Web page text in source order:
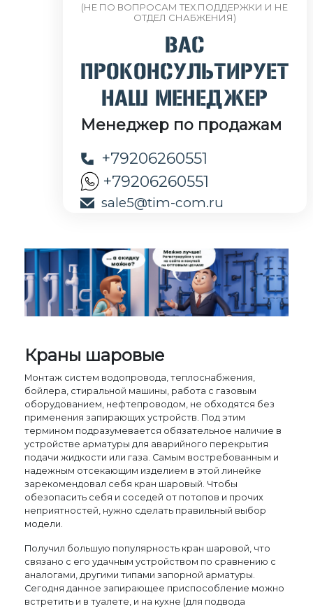
(НЕ ПО ВОПРОСАМ ТЕХ.ПОДДЕРЖКИ И НЕ
ОТДЕЛ СНАБЖЕНИЯ)
ВАС
ПРОКОНСУЛЬТИРУЕТ
НАШ МЕНЕДЖЕР
Менеджер по продажам
+79206260551
+79206260551
sale5@tim-com.ru
Краны шаровые
Монтаж систем водопровода, теплоснабжения,
бойлера, стиральной машины, работа с газовым
оборудованием, нефтепроводом, не обходятся без
применения запирающих устройств. Под этим
термином подразумевается обязательное наличие в
устройстве арматуры для аварийного перекрытия
подачи жидкости или газа. Самым востребованным и
надежным отсекающим изделием в этой линейке
зарекомендовал себя кран шаровый. Чтобы
обезопасить себя и соседей от потопов и прочих
неприятностей, нужно сделать правильный выбор
модели.
Получил большую популярность кран шаровой, что
связано с его удачным устройством по сравнению с
аналогами, другими типами запорной арматуры.
Сегодня данное запирающее приспособление можно
встретить и в туалете, и на кухне (для подвода